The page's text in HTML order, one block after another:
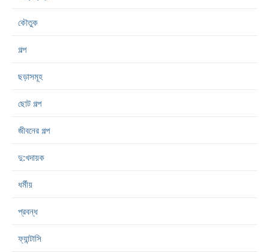
কৌতুক
গল্প
ছড়াসমূহ
ছোট গল্প
জীবনের গল্প
দু:খদায়ক
ধর্মীয়
প্রবন্ধ
ফ্যান্টাসি